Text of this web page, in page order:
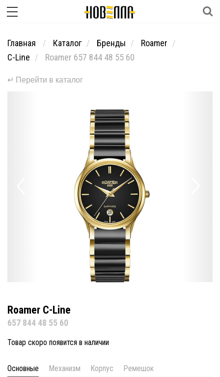
Главная Каталог Бренды
Roamer
C-Line
Roamer 657 844 48 55 60
↵ Перейти в каталог
Roamer C-Line
657 844 48 55 60
Товар скоро появится в наличии
Основные Механизм Корпус Ремешок